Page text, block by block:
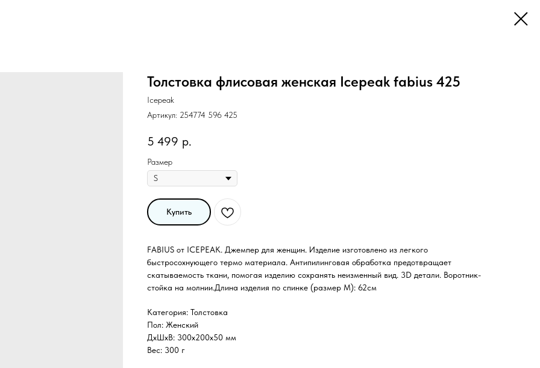
Толстовка флисовая женская Icepeak fabius 425
Icepeak
Артикул: 254774 596 425
5 499 р.
Размер
Купить
FABIUS от ICEPEAK. Джемпер для женщин. Изделие изготовлено из легкого
быстросохнующего термо материала. Антипилинговая обработка предотвращает
скатываемость ткани, помогая изделию сохранять неизменный вид. 3D детали. Воротник-
стойка на молнии.Длина изделия по спинке (размер M): 62см
Категория: Толстовка
Пол: Женский
ДxШxВ: 300x200x50 мм
Вес: 300 г